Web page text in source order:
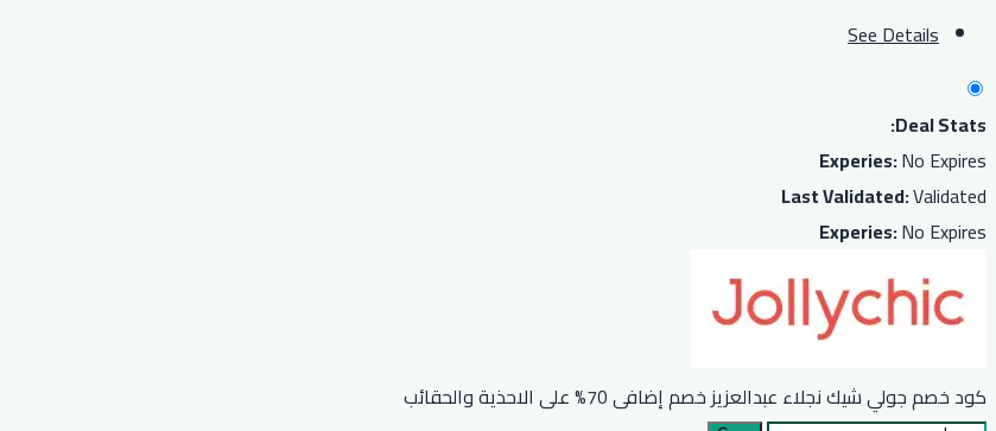
See Details
Deal Stats:
Experies:No Expires
Last Validated:Validated
Experies:No Expires
كود خصم جولي شيك نجلاء عبدالعزيز خصم إضافى 70% على الاحذية والحقائب